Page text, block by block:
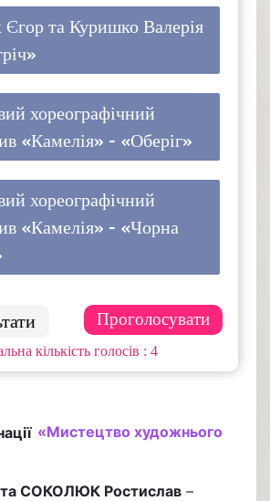
Єгор та Куришко Валерія
хореографічний
«Камелія» - «Оберіг»
1 ( 25 % )
хореографічний
«Камелія» - «Чорна
: 4
«Мистецтво художнього
СОКОЛЮК Ростислав –